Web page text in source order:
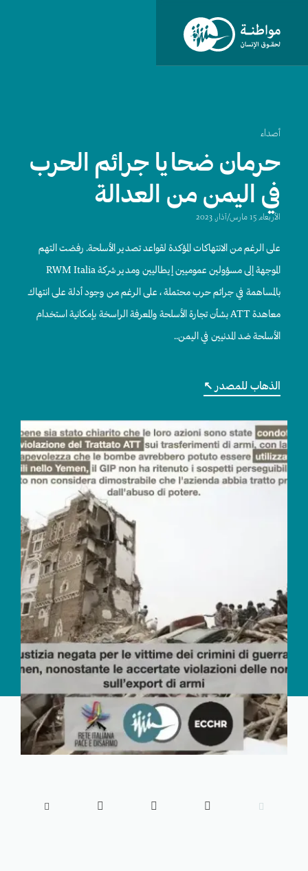
أصداء
حرمان ضحايا جرائم الحرب
في اليمن من العدالة
اﻷربعاء, 15 مارس/آذار, 2023
على الرغم من الانتهاكات المؤكدة لقواعد تصدير الأسلحة. رفضت التهم
الموجهة إلى مسؤولين عموميين إيطاليين ومدير شركة RWM Italia
بالمساهمة في جرائم حرب محتملة ، على الرغم من وجود أدلة على انتهاك
معاهدة ATT بشأن تجارة الأسلحة والمعرفة الراسخة بإمكانية استخدام
الأسلحة ضد المدنيين في اليمن..
الذهاب للمصدر ↖︎




